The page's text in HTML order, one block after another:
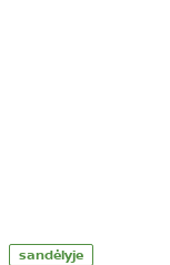
sandėlyje